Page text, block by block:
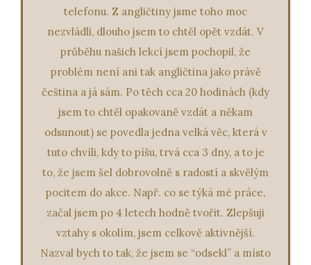
telefonu. Z angličtiny jsme toho moc
nezvládli, dlouho jsem to chtěl opět vzdát. V
průběhu našich lekcí jsem pochopil, že
problém není ani tak angličtina jako právě
čeština a já sám. Po těch cca 20 hodinách (kdy
jsem to chtěl opakovaně vzdát a někam
odsunout) se povedla jedna velká věc, která v
tuto chvíli, kdy to píšu, trvá cca 3 dny, a to je
to, že jsem šel dobrovolně s radostí a skvělým
pocitem do akce. Např. co se týká mé práce,
začal jsem po 4 letech hodně tvořit. Zlepšuji
vztahy s okolím, jsem celkově aktivnější.
Nazval bych to tak, že jsem se “odsekl” a místo